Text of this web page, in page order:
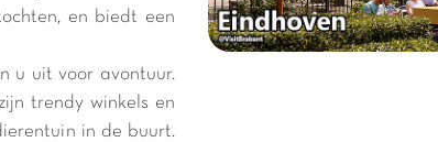
en biedt een
u uit voor avontuur.
trendy winkels en
in de buurt.